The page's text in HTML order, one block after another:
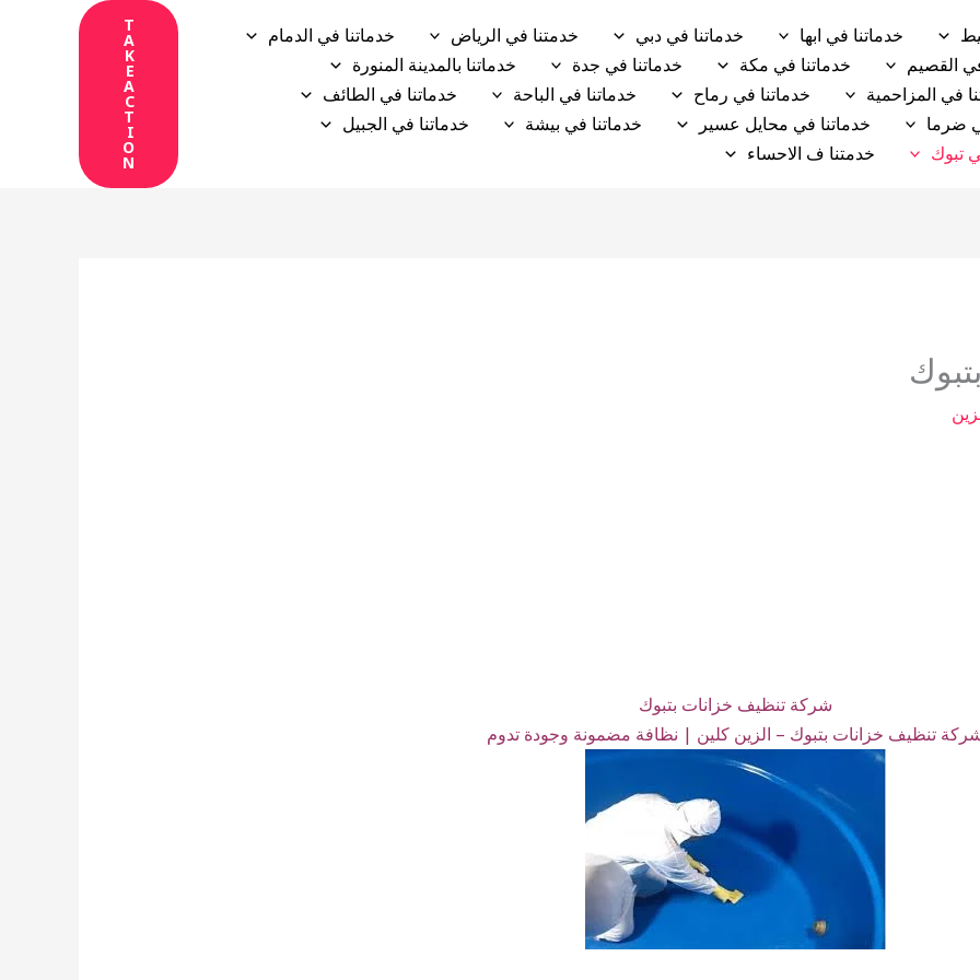
خدماتنا في ابها خدماتنا في دبي خدمتنا في الرياض
خدماتنا في الدمام
القصيم
خدماتنا في مكة خدماتنا في جدة
خدماتنا بالمدينة المنورة
في المزاحمية
خدماتنا في رماح خدماتنا في الباحة
خدماتنا في الطائف
ضرما
خدماتنا في محايل عسير خدماتنا في بيشة
خدماتنا في الجبيل
تبوك
خدمتنا ف الاحساء
T
A
K
E
A
C
T
I
O
N
شركة تنظيف خزانات بتبوك
تنظيف خزانات بتبوك – الزين كلين | نظافة مضمونة وجودة تدوم